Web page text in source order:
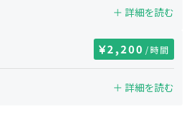
＋ 詳細を読む
2,200 /時間
＋ 詳細を読む